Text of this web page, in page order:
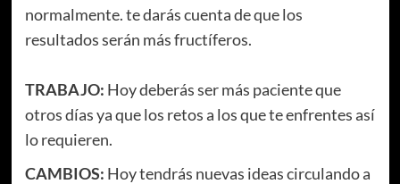
normalmente. te darás cuenta de que los
resultados serán más fructíferos.
TRABAJO: Hoy deberás ser más paciente que
otros días ya que los retos a los que te enfrentes así
lo requieren.
CAMBIOS: Hoy tendrás nuevas ideas circulando a